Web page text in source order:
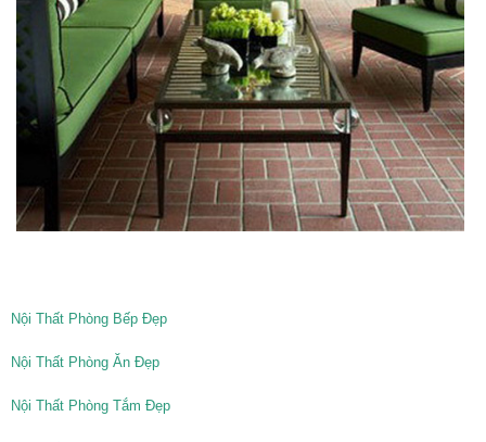
Nội Thất Phòng Bếp Đẹp
Nội Thất Phòng Ăn Đẹp
Nội Thất Phòng Tắm Đẹp